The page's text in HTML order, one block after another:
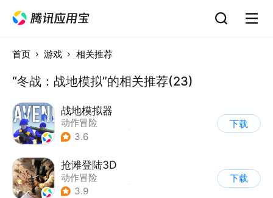
首页 游戏 相关推荐
“冬战：战地模拟”的相关推荐(23)
战地模拟器
动作冒险
| 第一人称射击
3.6
下载
抢滩登陆3D
动作冒险
| 第一人称射击
3.9
下载